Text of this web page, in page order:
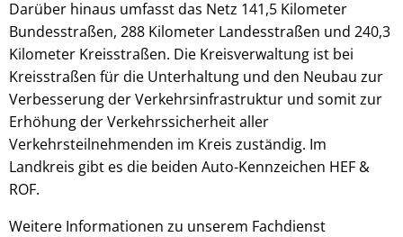
Darüber hinaus umfasst das Netz 141,5 Kilometer
Bundesstraßen, 288 Kilometer Landesstraßen und 240,3
Kilometer Kreisstraßen. Die Kreisverwaltung ist bei
Kreisstraßen für die Unterhaltung und den Neubau zur
Verbesserung der Verkehrsinfrastruktur und somit zur
Erhöhung der Verkehrssicherheit aller
Verkehrsteilnehmenden im Kreis zuständig. Im
Landkreis gibt es die beiden Auto-Kennzeichen HEF &
ROF.
Weitere Informationen zu unserem Fachdienst